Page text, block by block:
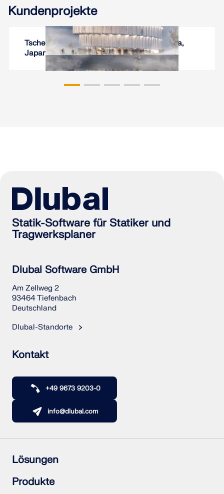
Kundenprojekte
Tschechischer Pavillon EXPO 2025 in Osaka,
Japan
Statik-Software für Statiker und
Tragwerksplaner
Dlubal Software GmbH
Am Zellweg 2
93464 Tiefenbach
Deutschland
Dlubal-Standorte
Kontakt
+49 9673 9203-0
info@dlubal.com
Lösungen
Stahlbetonbau
Stahlbau
Produkte